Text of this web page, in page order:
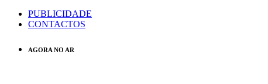
PUBLICIDADE
CONTACTOS
AGORA NO AR